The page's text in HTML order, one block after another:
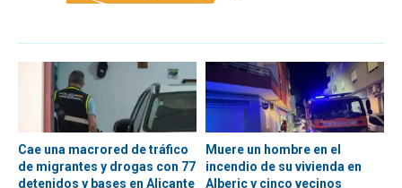
Cae una macrored de tráfico
de migrantes y drogas con 77
detenidos y bases en Alicante
Muere un hombre en el
incendio de su vivienda en
Alberic y cinco vecinos